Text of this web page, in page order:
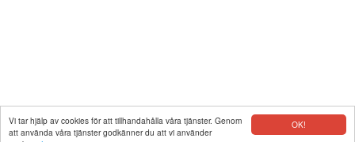
OK!
Vi tar hjälp av cookies för att tillhandahålla våra tjänster. Genom
att använda våra tjänster godkänner du att vi använder
Copyright © 2026 www.gpskoordinater.com| Kontakt|Integritet|